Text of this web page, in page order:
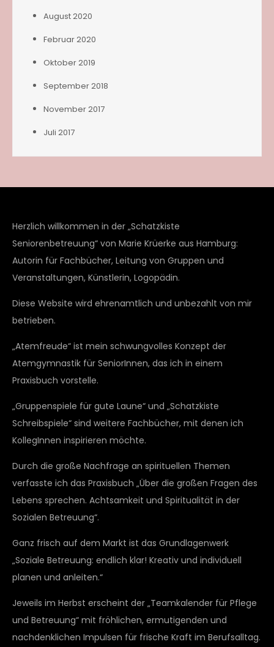
August 2020
Februar 2020
Oktober 2019
September 2018
November 2017
Juli 2017
Herzlich willkommen in der „Schatzkiste
Seniorenbetreuung“ von Marie Krüerke aus Hamburg:
Autorin für Fachbücher, Leitung von Gruppen und
Veranstaltungen, Künstlerin, Logopädin.
Diese Website wird ehrenamtlich und unbezahlt von mir
betrieben.
„Atemfreude“ ist mein schwungvolles Konzept der
Atemgymnastik für SeniorInnen, das ich in einem
Praxisbuch vorstelle.
„Gruppenspiele für gute Laune“ und „Schatzkiste
Schreibspiele“ sind weitere Fachbücher, mit denen ich
KollegInnen inspirieren möchte.
Durch die große Nachfrage an spirituellen Themen
verfasste ich das Praxisbuch „Über die großen Fragen des
Lebens sprechen. Achtsamkeit und Spiritualität in der
Sozialen Betreuung“.
Ganz frisch auf dem Markt ist das Grundlagenwerk
„Soziale Betreuung: endlich klar! Kreativ und individuell
planen und anleiten.“
Jeweils im Herbst erscheint der „Teamkalender für Pflege
und Betreuung“ mit fröhlichen, ermutigenden und
nachdenklichen Impulsen für frische Kraft im Berufsalltag.